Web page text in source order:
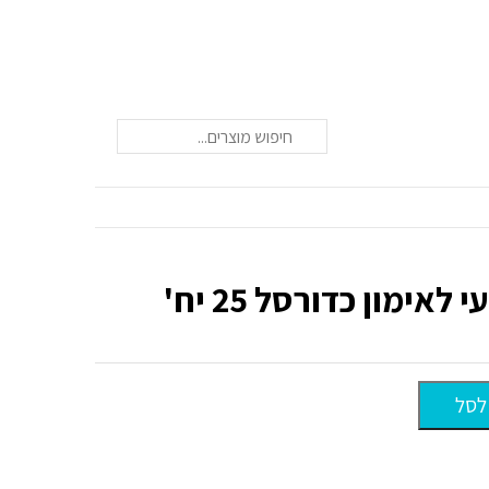
חיפוש
כדורסל 25 יח'